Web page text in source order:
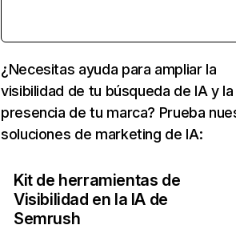
¿Necesitas ayuda para ampliar la
visibilidad de tu búsqueda de IA y la
presencia de tu marca? Prueba
soluciones de marketing de IA:
Kit de herramientas de
Visibilidad en la IA de
Semrush